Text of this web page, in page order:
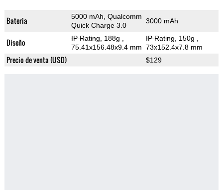
Bateria
5000 mAh, Qualcomm
Quick Charge 3.0
3000 mAh
Diseño IP Rating, 188g
75.41x156.48x9.4 mm
IP Rating, 150g
73x152.4x7.8 mm
Precio de venta (USD) $129